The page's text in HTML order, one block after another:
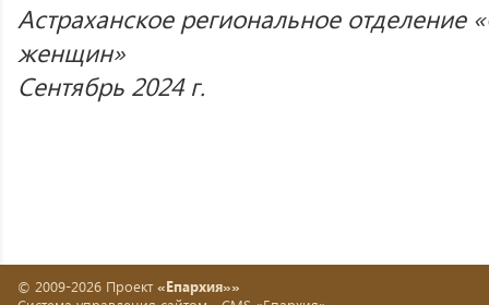
Астраханское региональное отделение
женщин»
Сентябрь 2024 г.
© 2009-2026 Проект «Епархия»»